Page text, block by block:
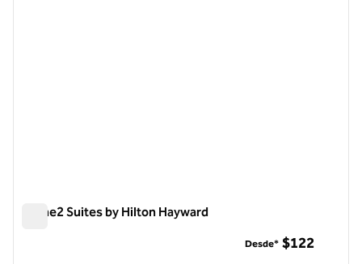
Home2 Suites by Hilton Hayward
Desde* $122